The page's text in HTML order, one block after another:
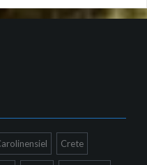
Crete